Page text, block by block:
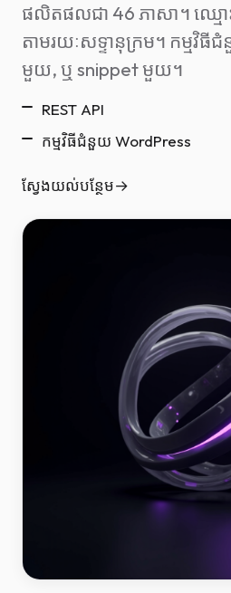
ផលិតផលជា 46 ភាសា។ ឈ្មោ
តាមរយៈសទ្ទានុក្រម។ កម្មវិ
មួយ, ឬ snippet មួយ។
REST API
កម្មវិធីជំនួយ WordPress
ស្វែងយល់បន្ថែម